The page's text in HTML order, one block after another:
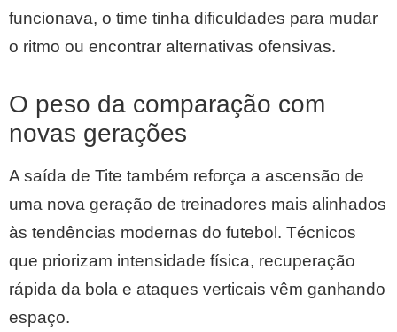
funcionava, o time tinha dificuldades para mudar
o ritmo ou encontrar alternativas ofensivas.
O peso da comparação com
novas gerações
A saída de Tite também reforça a ascensão de
uma nova geração de treinadores mais alinhados
às tendências modernas do futebol. Técnicos
que priorizam intensidade física, recuperação
rápida da bola e ataques verticais vêm ganhando
espaço.